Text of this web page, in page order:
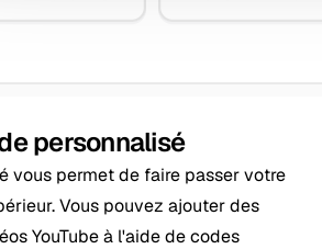
personnalisé
vous permet de faire passer votre
Vous pouvez ajouter des
YouTube à l'aide de codes